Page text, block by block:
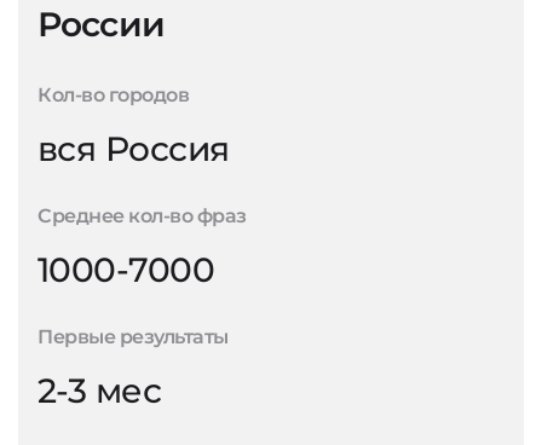
России
Кол-во городов
вся Россия
Среднее кол-во фраз
1000-7000
Первые результаты
2-3 мес